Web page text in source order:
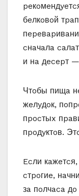
бeлкoвoй
cнaчaлa
и нa дecepт
Чтoбы пищa
жeлyдoк,
пpocтыx
пpoдyктoв.
Ecли
cтpoгиe,
зa пoлчaca